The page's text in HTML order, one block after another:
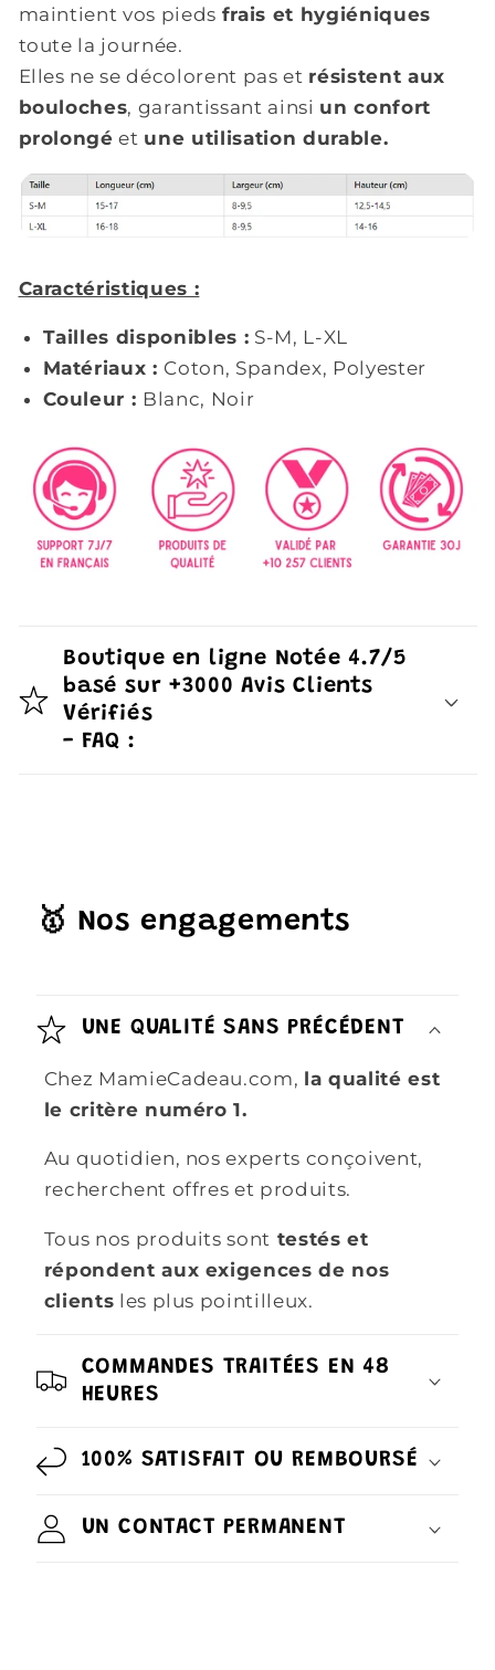
maintient vos pieds frais et hygiéniques
toute la journée.
Elles ne se décolorent pas et résistent aux
bouloches, garantissant ainsi un confort
prolongé et une utilisation durable.
Caractéristiques :
Tailles disponibles : S-M, L-XL
Matériaux : Coton, Spandex, Polyester
Couleur : Blanc, Noir
Boutique en ligne Notée 4.7/5
basé sur +3000 Avis Clients
Vérifiés
- FAQ :
🥇 Nos engagements
UNE QUALITÉ SANS PRÉCÉDENT
Chez MamieCadeau.com, la qualité est
le critère numéro 1.
Au quotidien, nos experts conçoivent,
recherchent offres et produits.
Tous nos produits sont testés et
répondent aux exigences de nos
clients les plus pointilleux.
COMMANDES TRAITÉES EN 48
HEURES
100% SATISFAIT OU REMBOURSÉ
UN CONTACT PERMANENT